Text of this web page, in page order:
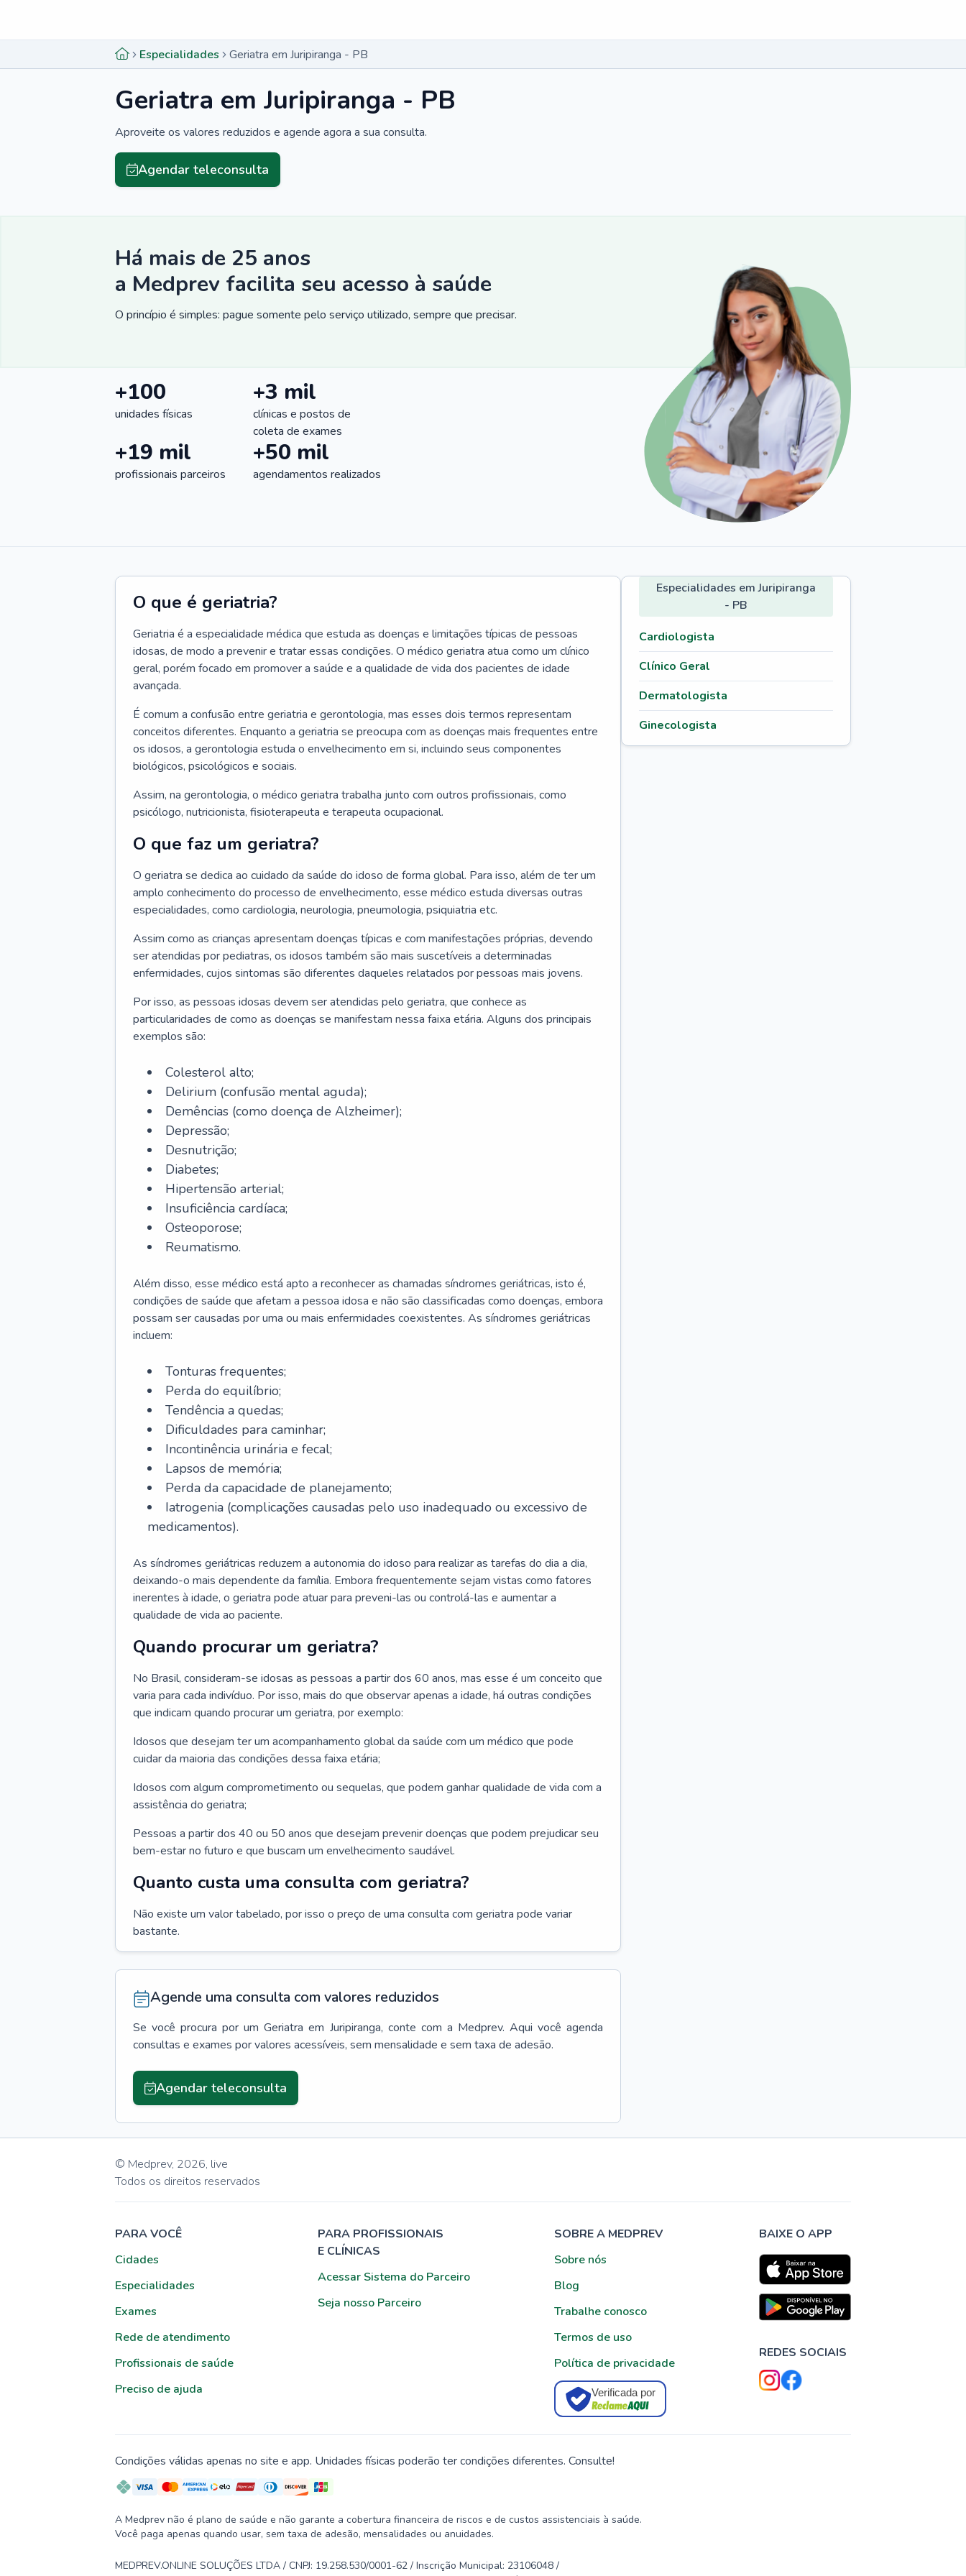
Especialidades Geriatra em Juripiranga - PB
Geriatra em Juripiranga - PB
Aproveite os valores reduzidos e agende agora a sua consulta.
Agendar teleconsulta
Há mais de 25 anos
a Medprev facilita seu acesso à saúde
O princípio é simples: pague somente pelo serviço utilizado, sempre que precisar.
+100
unidades físicas
+3 mil
clínicas e postos de
coleta de exames
+19 mil
profissionais parceiros
+50 mil
agendamentos realizados
O que é geriatria?
Geriatria é a especialidade médica que estuda as doenças e limitações típicas de pessoas
idosas, de modo a prevenir e tratar essas condições. O médico geriatra atua como um clínico
geral, porém focado em promover a saúde e a qualidade de vida dos pacientes de idade
avançada.
É comum a confusão entre geriatria e gerontologia, mas esses dois termos representam
conceitos diferentes. Enquanto a geriatria se preocupa com as doenças mais frequentes entre
os idosos, a gerontologia estuda o envelhecimento em si, incluindo seus componentes
biológicos, psicológicos e sociais.
Assim, na gerontologia, o médico geriatra trabalha junto com outros profissionais, como
psicólogo, nutricionista, fisioterapeuta e terapeuta ocupacional.
O que faz um geriatra?
O geriatra se dedica ao cuidado da saúde do idoso de forma global. Para isso, além de ter um
amplo conhecimento do processo de envelhecimento, esse médico estuda diversas outras
especialidades, como cardiologia, neurologia, pneumologia, psiquiatria etc.
Assim como as crianças apresentam doenças típicas e com manifestações próprias, devendo
ser atendidas por pediatras, os idosos também são mais suscetíveis a determinadas
enfermidades, cujos sintomas são diferentes daqueles relatados por pessoas mais jovens.
Por isso, as pessoas idosas devem ser atendidas pelo geriatra, que conhece as
particularidades de como as doenças se manifestam nessa faixa etária. Alguns dos principais
exemplos são:
Colesterol alto;
Delirium (confusão mental aguda);
Demências (como doença de Alzheimer);
Depressão;
Desnutrição;
Diabetes;
Hipertensão arterial;
Insuficiência cardíaca;
Osteoporose;
Reumatismo.
Além disso, esse médico está apto a reconhecer as chamadas síndromes geriátricas, isto é,
condições de saúde que afetam a pessoa idosa e não são classificadas como doenças, embora
possam ser causadas por uma ou mais enfermidades coexistentes. As síndromes geriátricas
incluem:
Tonturas frequentes;
Perda do equilíbrio;
Tendência a quedas;
Dificuldades para caminhar;
Incontinência urinária e fecal;
Lapsos de memória;
Perda da capacidade de planejamento;
Iatrogenia (complicações causadas pelo uso inadequado ou excessivo de
medicamentos).
As síndromes geriátricas reduzem a autonomia do idoso para realizar as tarefas do dia a dia,
deixando-o mais dependente da família. Embora frequentemente sejam vistas como fatores
inerentes à idade, o geriatra pode atuar para preveni-las ou controlá-las e aumentar a
qualidade de vida ao paciente.
Quando procurar um geriatra?
No Brasil, consideram-se idosas as pessoas a partir dos 60 anos, mas esse é um conceito que
varia para cada indivíduo. Por isso, mais do que observar apenas a idade, há outras condições
que indicam quando procurar um geriatra, por exemplo:
Idosos que desejam ter um acompanhamento global da saúde com um médico que pode
cuidar da maioria das condições dessa faixa etária;
Idosos com algum comprometimento ou sequelas, que podem ganhar qualidade de vida com a
assistência do geriatra;
Pessoas a partir dos 40 ou 50 anos que desejam prevenir doenças que podem prejudicar seu
bem-estar no futuro e que buscam um envelhecimento saudável.
Quanto custa uma consulta com geriatra?
Não existe um valor tabelado, por isso o preço de uma consulta com geriatra pode variar
bastante.
Agende uma consulta com valores reduzidos
Se você procura por um Geriatra em Juripiranga, conte com a Medprev. Aqui você agenda
consultas e exames por valores acessíveis, sem mensalidade e sem taxa de adesão.
Agendar teleconsulta
Especialidades em Juripiranga
- PB
Cardiologista
Clínico Geral
Dermatologista
Ginecologista
© Medprev, 2026, live
Todos os direitos reservados
PARA VOCÊ
Cidades
Especialidades
Exames
Rede de atendimento
Profissionais de saúde
Preciso de ajuda
PARA PROFISSIONAIS
E CLÍNICAS
Acessar Sistema do Parceiro
Seja nosso Parceiro
SOBRE A MEDPREV
Sobre nós
Blog
Trabalhe conosco
Termos de uso
Política de privacidade
Verificada por
BAIXE O APP
REDES SOCIAIS
Condições válidas apenas no site e app. Unidades físicas poderão ter condições diferentes. Consulte!
A Medprev não é plano de saúde e não garante a cobertura financeira de riscos e de custos assistenciais à saúde.
Você paga apenas quando usar, sem taxa de adesão, mensalidades ou anuidades.
MEDPREV.ONLINE SOLUÇÕES LTDA / CNPJ: 19.258.530/0001-62 / Inscrição Municipal: 23106048 /